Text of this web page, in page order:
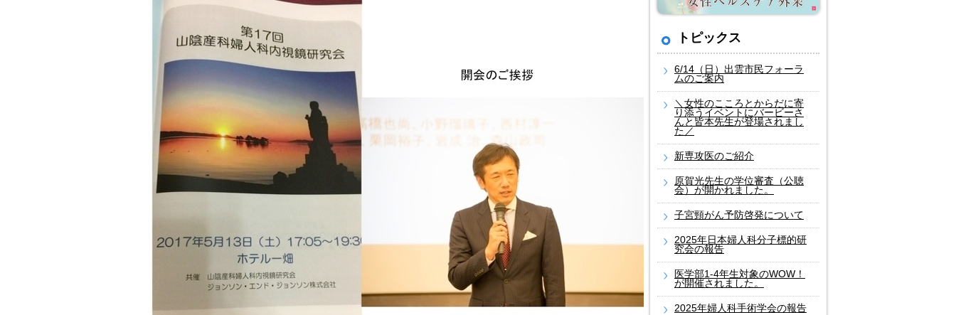
トピックス
6/14（日）出雲市民フォーラ
ムのご案内
＼女性のこころとからだに寄
り添うイベントにバービーさ
んと皆本先生が登場されまし
た／
新専攻医のご紹介
原賀光先生の学位審査（公聴
会）が開かれました。
子宮頸がん予防啓発について
2025年日本婦人科分子標的研
究会の報告
医学部1-4年生対象のWOW！
が開催されました。
2025年婦人科手術学会の報告